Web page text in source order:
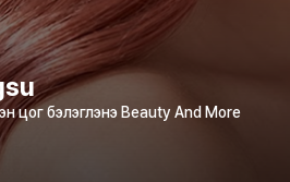
цог бэлэглэнэ Beauty And More